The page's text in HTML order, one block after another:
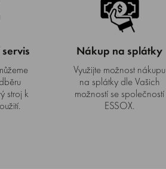
stroj k
Nákup na splátky
Využijte možnost nákupu
na splátky dle Vašich
možností se společností
ESSOX.